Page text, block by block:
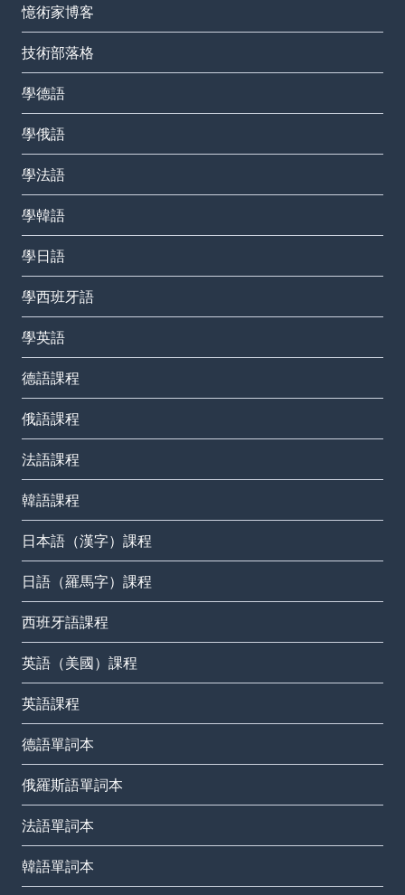
憶術家博客
技術部落格
學德語
學俄語
學法語
學韓語
學日語
學西班牙語
學英語
德語課程
俄語課程
法語課程
韓語課程
日本語（漢字）課程
日語（羅馬字）課程
西班牙語課程
英語（美國）課程
英語課程
德語單詞本
俄羅斯語單詞本
法語單詞本
韓語單詞本